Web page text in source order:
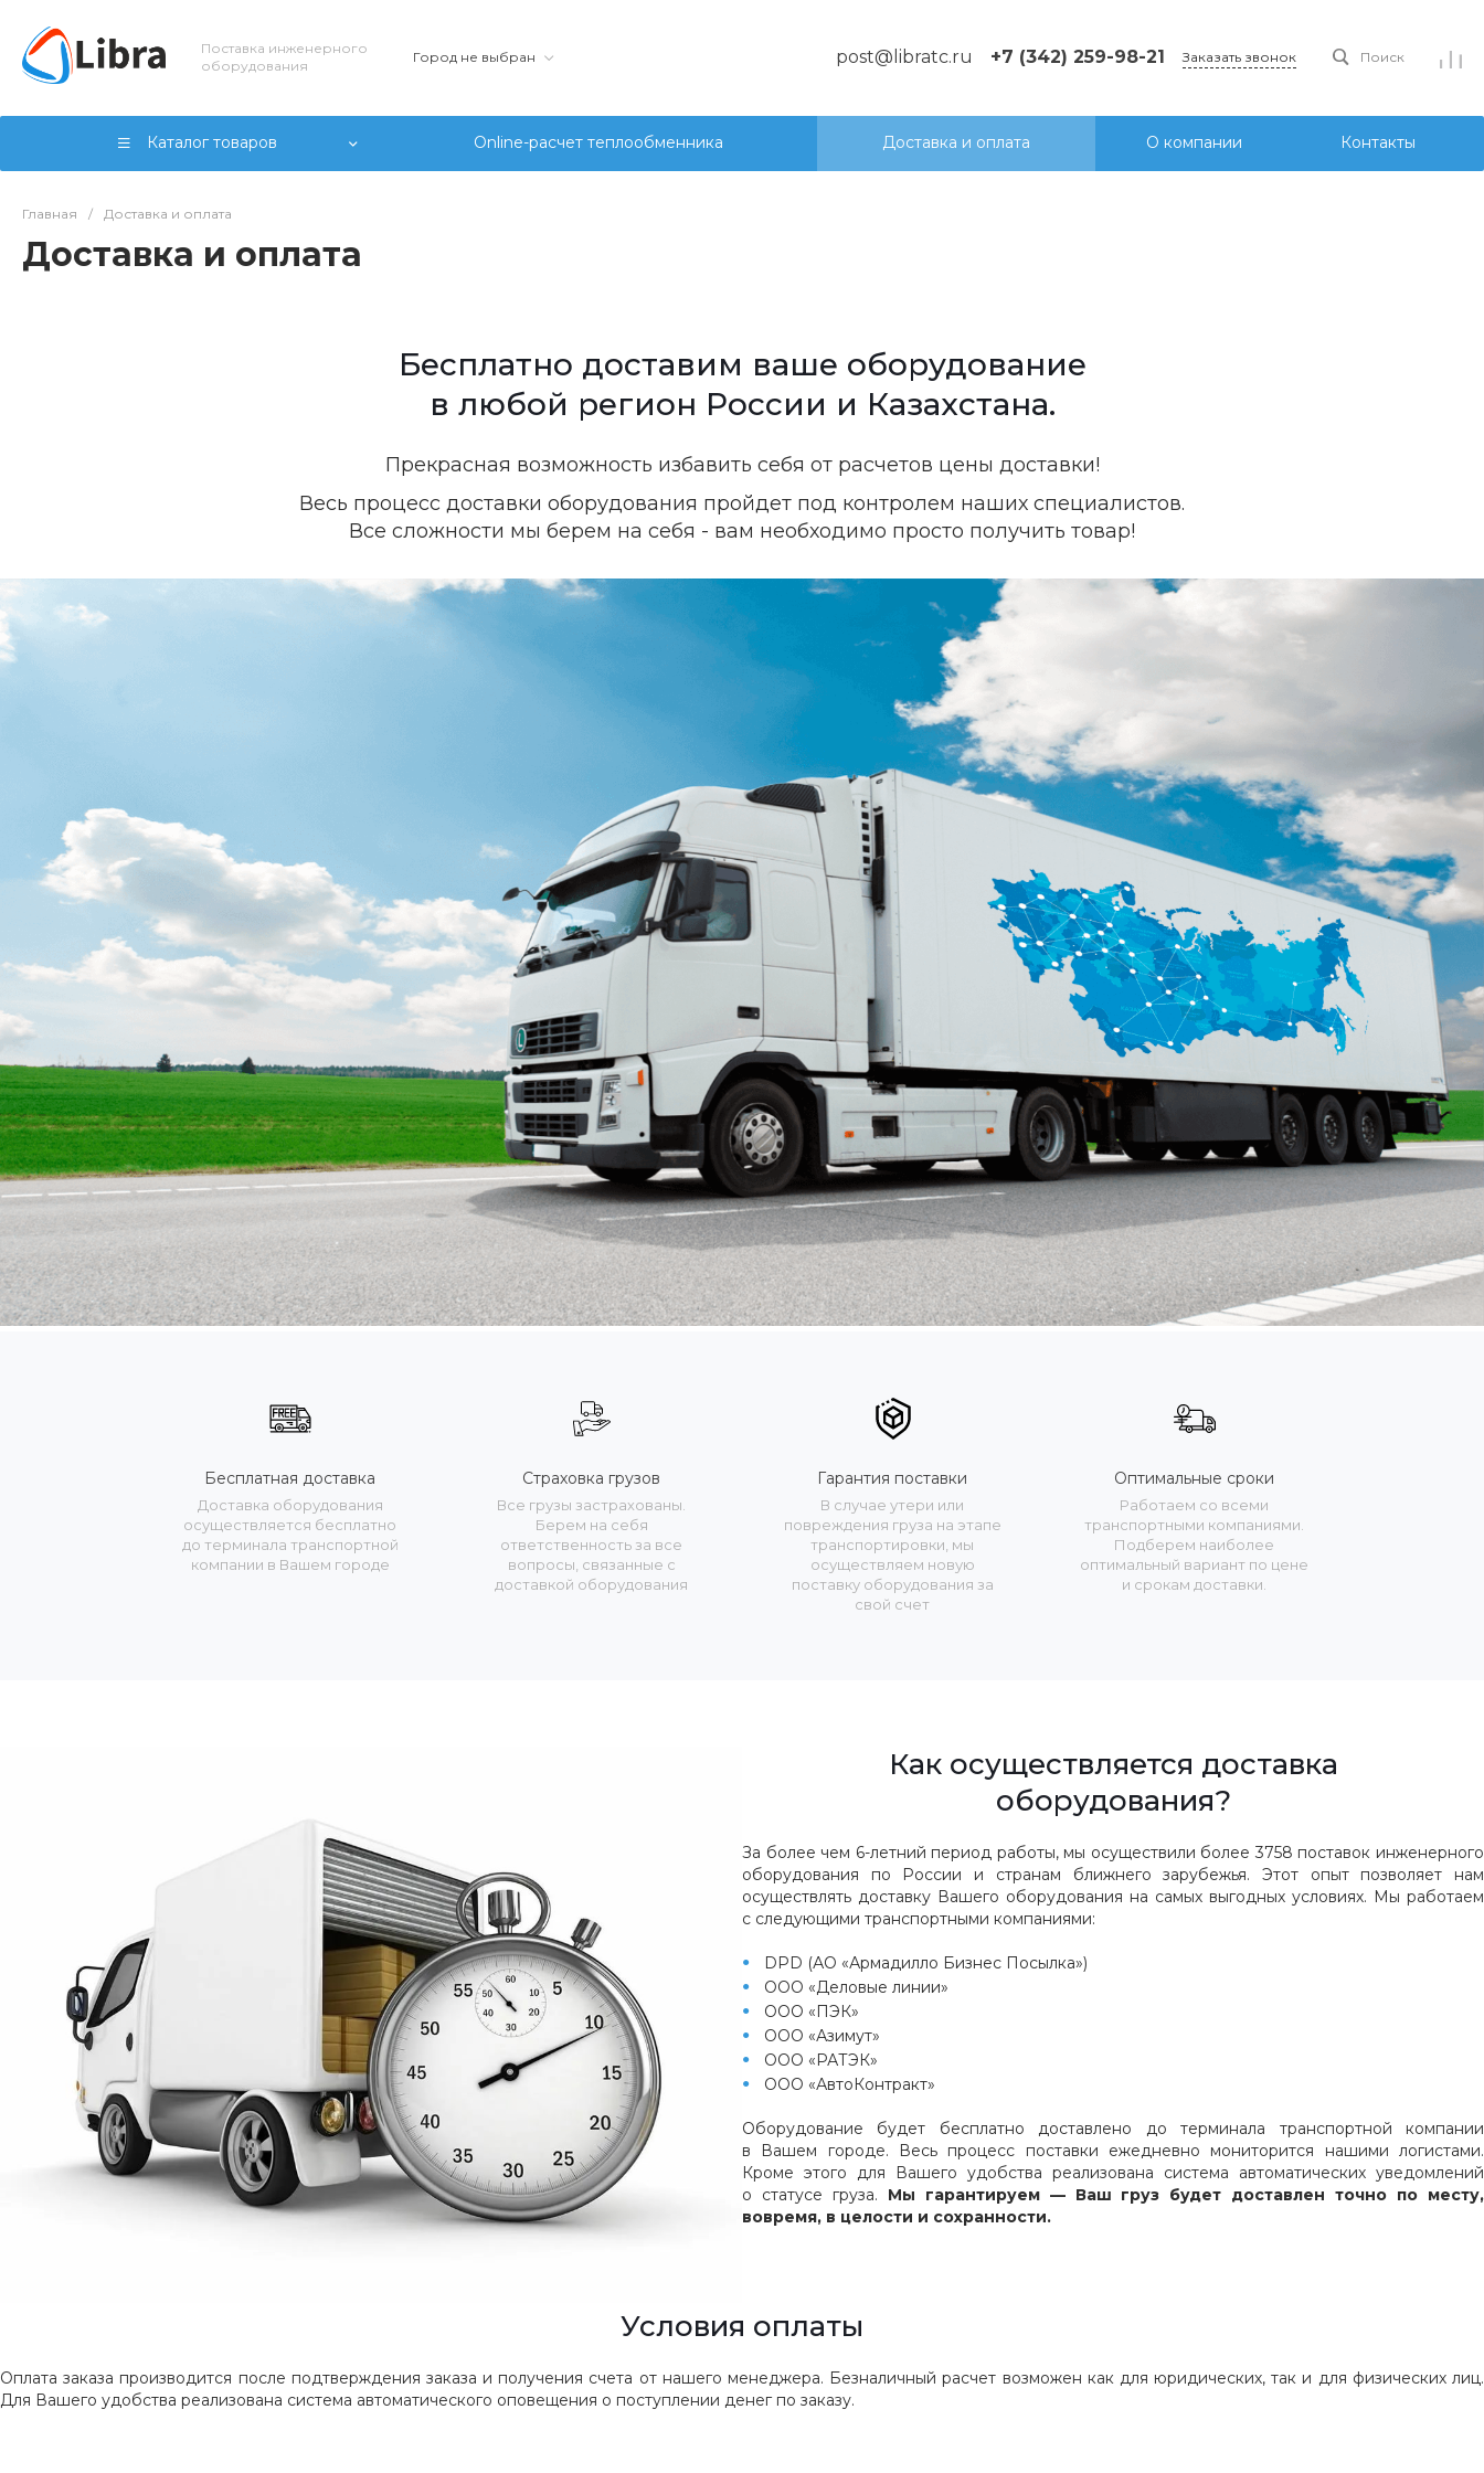
Поставка инженерного
оборудования
Город не выбран post@libratc.ru +7 (342) 259-98-21 Заказать звонок Поиск
Каталог товаров Online-расчет теплообменника Доставка и оплата О компании Контакты
Главная / Доставка и оплата
Доставка и оплата
Бесплатно доставим ваше оборудование
в любой регион России и Казахстана.
Прекрасная возможность избавить себя от расчетов цены доставки!
Весь процесс доставки оборудования пройдет под контролем наших специалистов.
Все сложности мы берем на себя - вам необходимо просто получить товар!
Бесплатная доставка
Доставка оборудования
осуществляется бесплатно
до терминала транспортной
компании в Вашем городе
Страховка грузов
Все грузы застрахованы.
Берем на себя
ответственность за все
вопросы, связанные с
доставкой оборудования
Гарантия поставки
В случае утери или
повреждения груза на этапе
транспортировки, мы
осуществляем новую
поставку оборудования за
свой счет
Оптимальные сроки
Работаем со всеми
транспортными компаниями.
Подберем наиболее
оптимальный вариант по цене
и срокам доставки.
Как осуществляется доставка
оборудования?
За более чем 6-летний период работы, мы осуществили более 3758 поставок инженерного
оборудования по России и странам ближнего зарубежья. Этот опыт позволяет нам
осуществлять доставку Вашего оборудования на самых выгодных условиях. Мы работаем
с следующими транспортными компаниями:
DPD (АО «Армадилло Бизнес Посылка»)
ООО «Деловые линии»
ООО «ПЭК»
ООО «Азимут»
ООО «РАТЭК»
ООО «АвтоКонтракт»
Оборудование будет бесплатно доставлено до терминала транспортной компании
в Вашем городе. Весь процесс поставки ежедневно мониторится нашими логистами.
Кроме этого для Вашего удобства реализована система автоматических уведомлений
о статусе груза. Мы гарантируем — Ваш груз будет доставлен точно по месту,
вовремя, в целости и сохранности.
Условия оплаты
Оплата заказа производится после подтверждения заказа и получения счета от нашего менеджера. Безналичный расчет возможен как для юридических, так и для физических лиц.
Для Вашего удобства реализована система автоматического оповещения о поступлении денег по заказу.